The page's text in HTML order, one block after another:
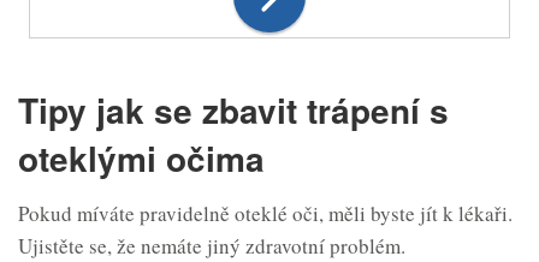
Tipy jak se zbavit trápení s
oteklými očima
Pokud míváte pravidelně oteklé oči, měli byste jít k lékaři.
Ujistěte se, že nemáte jiný zdravotní problém.